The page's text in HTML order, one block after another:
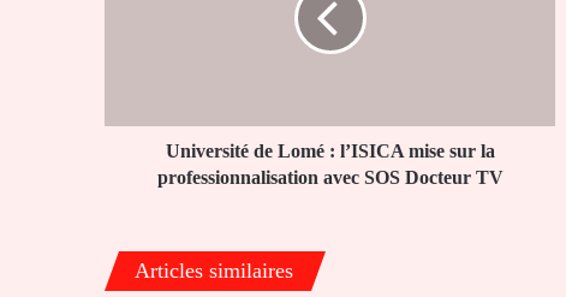
professionnalisation
Université de Lomé : l’ISICA mise sur la
professionnalisation avec SOS Docteur TV
Articles similaires